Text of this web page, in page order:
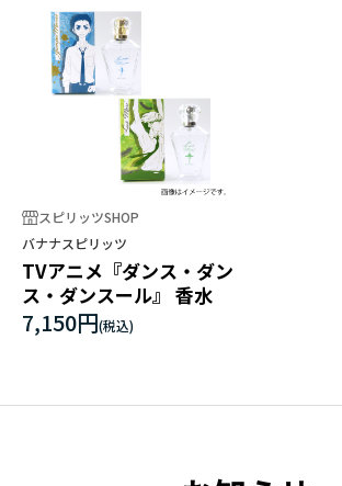
スピリッツSHOP
バナナスピリッツ
TVアニメ『ダンス・ダン
ス・ダンスール』 香水
7,150円